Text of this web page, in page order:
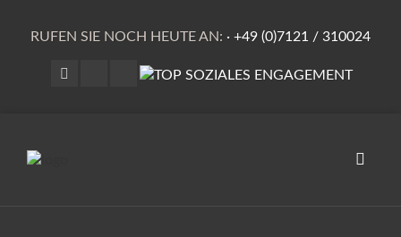
RUFEN SIE NOCH HEUTE AN: · +49 (0)7121 / 310024